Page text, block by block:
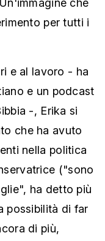
che
per tutti i
e al lavoro - ha
e un podcast
-, Erika si
che ha avuto
nella politica
("sono
ha detto più
possibilità di far
di più,